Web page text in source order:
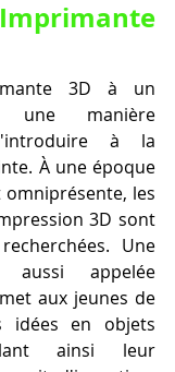
3D à un
une manière
à la
À une époque
les
3D sont
Une
aussi appelée
aux jeunes de
idées en objets
ainsi leur